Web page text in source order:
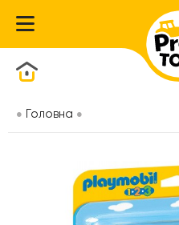
Головна
Каталог товарів